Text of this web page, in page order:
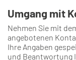
Umgang mit
Nehmen Sie mit
angebotenen
Ihre Angaben
und Beantwortung